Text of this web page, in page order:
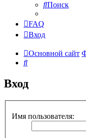
Поиск
FAQ
Вход
Основной сайт
Поиск
Вход
Имя пользователя: